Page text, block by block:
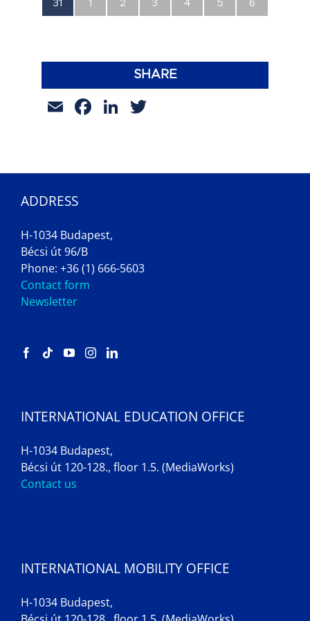
0
esemény,
31
0
esemény,
1
0
esemény,
2
0
esemény,
3
0
esemény,
4
0
esemény,
5
0
esemény,
6
SHARE
EmailFacebook
LinkedIn
ADDRESS
H-1034 Budapest,
Bécsi út 96/B
Phone: +36 (1) 666-5603
Contact form
Newsletter
INTERNATIONAL EDUCATION OFFICE
H-1034 Budapest,
Bécsi út 120-128., floor 1.5. (MediaWorks)
Contact us
INTERNATIONAL MOBILITY OFFICE
H-1034 Budapest,